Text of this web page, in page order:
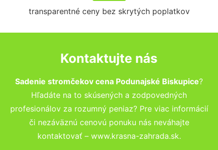
transparentné ceny bez skrytých poplatkov
Kontaktujte nás
Sadenie stromčekov cena Podunajské Biskupice?
Hľadáte na to skúsených a zodpovedných
profesionálov za rozumný peniaz? Pre viac informácií
či nezáväznú cenovú ponuku nás neváhajte
kontaktovať – www.krasna-zahrada.sk.